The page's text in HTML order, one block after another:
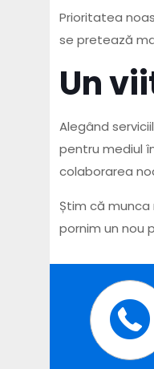
Prioritatea
se pretează
Un
Alegând
pentru mediul
colaborarea
Știm că
pornim un nou